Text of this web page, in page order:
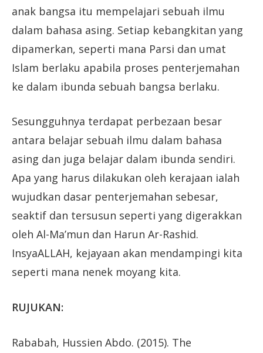
anak bangsa itu mempelajari sebuah ilmu
dalam bahasa asing. Setiap kebangkitan yang
dipamerkan, seperti mana Parsi dan umat
Islam berlaku apabila proses penterjemahan
ke dalam ibunda sebuah bangsa berlaku.
Sesungguhnya terdapat perbezaan besar
antara belajar sebuah ilmu dalam bahasa
asing dan juga belajar dalam ibunda sendiri.
Apa yang harus dilakukan oleh kerajaan ialah
wujudkan dasar penterjemahan sebesar,
seaktif dan tersusun seperti yang digerakkan
oleh Al-Ma’mun dan Harun Ar-Rashid.
InsyaALLAH, kejayaan akan mendampingi kita
seperti mana nenek moyang kita.
RUJUKAN:
Rababah, Hussien Abdo. (2015). The